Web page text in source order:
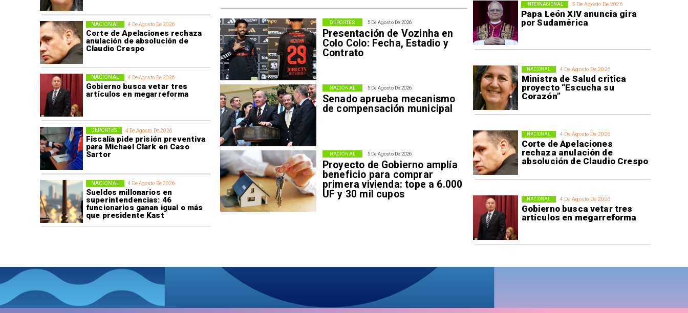
5 De Agosto De 2026
Papa León XIV anuncia gira
por Sudamérica
INTERNACIONAL
4 De Agosto De 2026
Ministra de Salud critica
proyecto “Escucha su
Corazón”
NACIONAL
4 De Agosto De 2026
Corte de Apelaciones
rechaza anulación de
absolución de Claudio Crespo
NACIONAL
4 De Agosto De 2026
Gobierno busca vetar tres
artículos en megarreforma
NACIONAL
4 De Agosto De 2026
Corte de Apelaciones rechaza
anulación de absolución de
Claudio Crespo
NACIONAL
4 De Agosto De 2026
Gobierno busca vetar tres
artículos en megarreforma
NACIONAL
4 De Agosto De 2026
Fiscalía pide prisión preventiva
para Michael Clark en Caso
Sartor
DEPORTES
4 De Agosto De 2026
Sueldos millonarios en
superintendencias: 46
funcionarios ganan igual o más
que presidente Kast
NACIONAL
5 De Agosto De 2026
Presentación de Vozinha en
Colo Colo: Fecha, Estadio y
Contrato
DEPORTES
5 De Agosto De 2026
Senado aprueba mecanismo
de compensación municipal
NACIONAL
5 De Agosto De 2026
Proyecto de Gobierno amplía
beneficio para comprar
primera vivienda: tope a 6.000
UF y 30 mil cupos
NACIONAL